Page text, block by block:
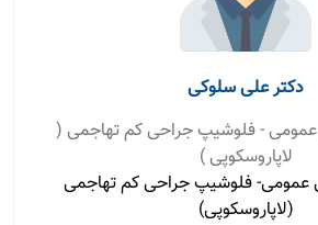
دکتر علی سلوکی
- فلوشیپ جراحی کم تهاجمی (
لاپاروسکوپی )
فلوشیپ جراحی کم تهاجمی
(لاپاروسکوپی)